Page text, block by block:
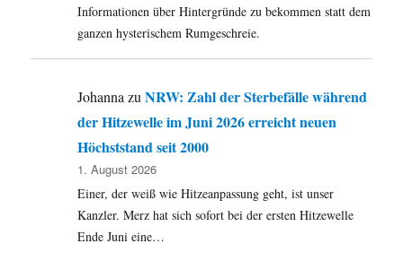
Informationen über Hintergründe zu bekommen statt dem
ganzen hysterischem Rumgeschreie.
JohannazuNRW: Zahl der Sterbefälle während
der Hitzewelle im Juni 2026 erreicht neuen
Höchststand seit 2000
1. August 2026
Einer, der weiß wie Hitzeanpassung geht, ist unser
Kanzler. Merz hat sich sofort bei der ersten Hitzewelle
Ende Juni eine…